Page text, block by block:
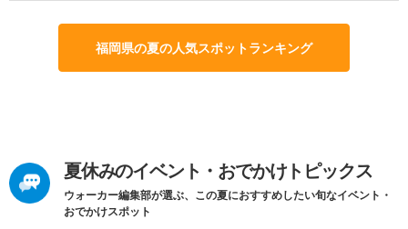
福岡県の夏の人気スポットランキング
夏休みのイベント・おでかけトピックス
ウォーカー編集部が選ぶ、この夏におすすめしたい旬なイベント・
おでかけスポット